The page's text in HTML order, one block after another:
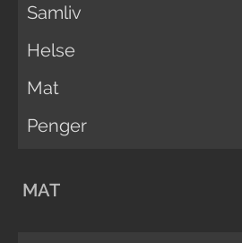
Samliv
Helse
Mat
Penger
MAT